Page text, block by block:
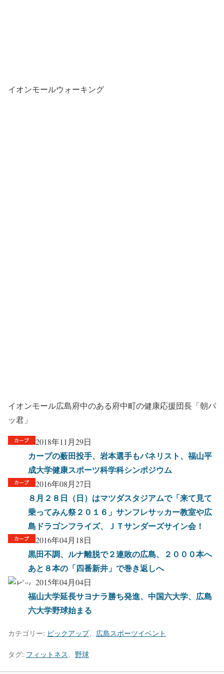
イオンモールウォーキング
イオンモール広島府中のある府中町の健康応援団長「朝パ
ッ君」
2018年11月29日
カープの薮田投手、岩本選手もパネリスト、福山平
成大学健康スポーツ科学科シンポジウム
2016年08月27日
８月２８日（日）はマツダスタジアムで「来て見て
乗ってみん祭２０１６」サンフレサッカー教室や広
島ドラゴンフライズ、ＪＴサンダーズサイン会！
2016年04月18日
黒田不調、ルナ離脱で２連敗の広島、２０００本へ
あと８本の「四番新井」で巻き返しへ
2015年04月04日
福山大学延長サヨナラ勝ち発進、中国六大学、広島
六大学野球始まる
カテゴリー: ピックアップ、 広島スポーツイベント
タグ: フィットネス 野球